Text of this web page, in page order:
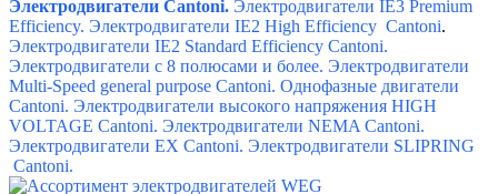
Электродвигатели Cantoni. Электродвигатели IE3 Premium
Efficiency. Электродвигатели IE2 High Efficiency Cantoni.
Электродвигатели IE2 Standard Efficiency Cantoni.
Электродвигатели с 8 полюсами и более. Электродвигатели
Multi-Speed general purpose Cantoni. Однофазные двигатели
Cantoni. Электродвигатели высокого напряжения HIGH
VOLTAGE Cantoni. Электродвигатели NEMA Cantoni.
Электродвигатели ЕХ Cantoni. Электродвигатели SLIPRING
Cantoni.